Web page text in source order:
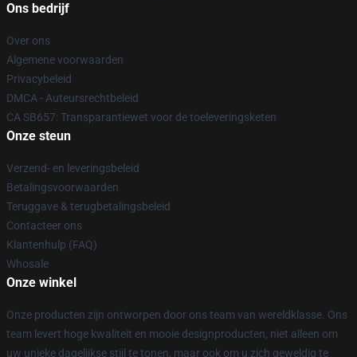
Ons bedrijf
Over ons
Algemene voorwaarden
Privacybeleid
DMCA - Auteursrechtbeleid
CA SB657: Transparantiewet voor de toeleveringsketen
Onze steun
Verzend- en leveringsbeleid
Betalingsvoorwaarden
Teruggave & terugbetalingsbeleid
Contacteer ons
Klantenhulp (FAQ)
Whosale
Onze winkel
Onze producten zijn ontworpen door ons team van wereldklasse. Ons
team levert hoge kwaliteit en mooie designproducten, niet alleen om
uw unieke dagelijkse stijl te tonen, maar ook om u zich geweldig te